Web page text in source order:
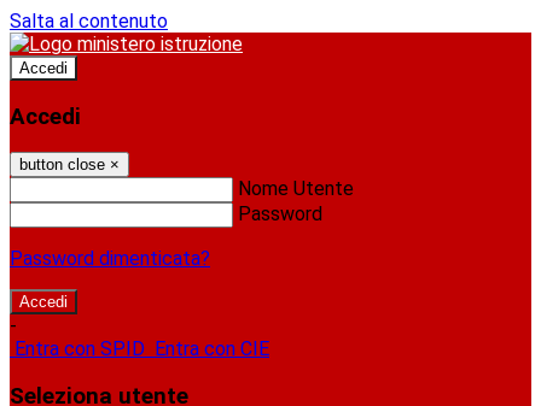
Salta al contenuto
Accedi
Accedi
button close ×
Nome Utente
Password
Password dimenticata?
-
Entra con SPID Entra con CIE
Seleziona utente